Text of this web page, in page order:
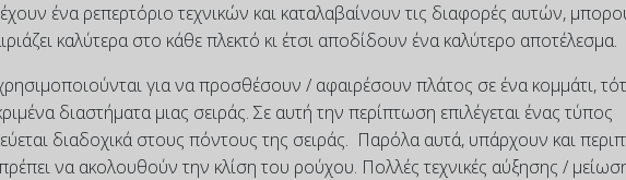
ένα ρεπερτόριο τεχνικών και καταλαβαίνουν τις διαφορές αυτών,
καλύτερα στο κάθε πλεκτό κι έτσι αποδίδουν ένα καλύτερο αποτέλεσμα.
για να προσθέσουν / αφαιρέσουν πλάτος σε ένα κομμάτι,
διαστήματα μιας σειράς. Σε αυτή την περίπτωση επιλέγεται ένας τύπος
διαδοχικά στους πόντους της σειράς. Παρόλα αυτά, υπάρχουν και
να ακολουθούν την κλίση του ρούχου. Πολλές τεχνικές αύξησης /